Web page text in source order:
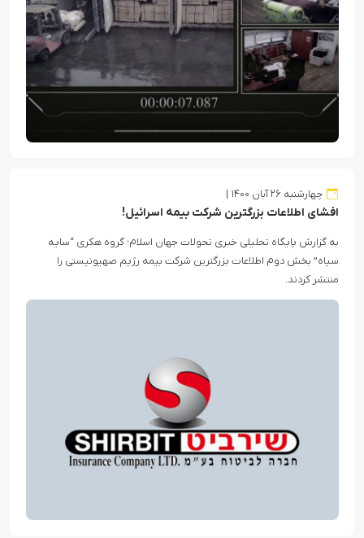
چهارشنبه ۲۶ آبان ۱۴۰۰
افشای اطلاعات بزرگترین شرکت بیمه اسرائیل!
به گزارش پایگاه تحلیلی خبری تحولات جهان اسلام؛ گروه هکری “سایه
سیاه” بخش دوم اطلاعات بزرگترین شرکت بیمه رژیم صهیونیستی را
منتشر کردند.